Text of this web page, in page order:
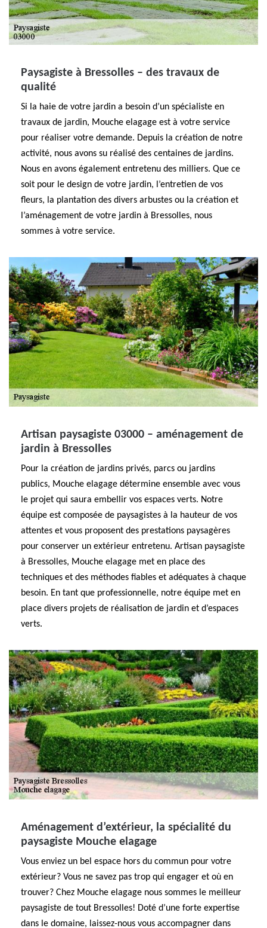
Paysagiste à Bressolles – des travaux de
qualité
Si la haie de votre jardin a besoin d’un spécialiste en
travaux de jardin, Mouche elagage est à votre service
pour réaliser votre demande. Depuis la création de notre
activité, nous avons su réalisé des centaines de jardins.
Nous en avons également entretenu des milliers. Que ce
soit pour le design de votre jardin, l’entretien de vos
fleurs, la plantation des divers arbustes ou la création et
l’aménagement de votre jardin à Bressolles, nous
sommes à votre service.
Artisan paysagiste 03000 – aménagement de
jardin à Bressolles
Pour la création de jardins privés, parcs ou jardins
publics, Mouche elagage détermine ensemble avec vous
le projet qui saura embellir vos espaces verts. Notre
équipe est composée de paysagistes à la hauteur de vos
attentes et vous proposent des prestations paysagères
pour conserver un extérieur entretenu. Artisan paysagiste
à Bressolles, Mouche elagage met en place des
techniques et des méthodes fiables et adéquates à chaque
besoin. En tant que professionnelle, notre équipe met en
place divers projets de réalisation de jardin et d’espaces
verts.
Aménagement d’extérieur, la spécialité du
paysagiste Mouche elagage
Vous enviez un bel espace hors du commun pour votre
extérieur? Vous ne savez pas trop qui engager et où en
trouver? Chez Mouche elagage nous sommes le meilleur
paysagiste de tout Bressolles! Doté d’une forte expertise
dans le domaine, laissez-nous vous accompagner dans